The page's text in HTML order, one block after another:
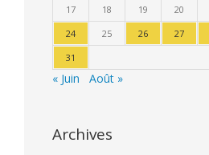
17
18 19 20
24
25 26 27
31
« Juin Août »
Archives